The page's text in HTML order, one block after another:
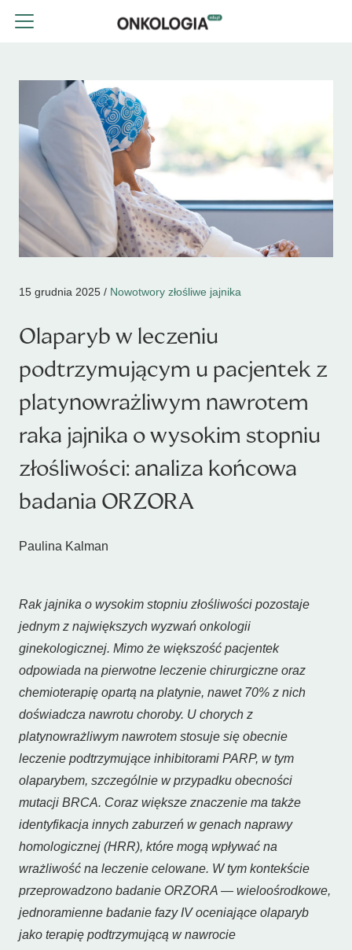
15 grudnia 2025 / Nowotwory złośliwe jajnika
Olaparyb w leczeniu
podtrzymującym u pacjentek z
platynowrażliwym nawrotem
raka jajnika o wysokim stopniu
złośliwości: analiza końcowa
badania ORZORA
Paulina Kalman
Rak jajnika o wysokim stopniu złośliwości pozostaje
jednym z największych wyzwań onkologii
ginekologicznej. Mimo że większość pacjentek
odpowiada na pierwotne leczenie chirurgiczne oraz
chemioterapię opartą na platynie, nawet 70% z nich
doświadcza nawrotu choroby. U chorych z
platynowrażliwym nawrotem stosuje się obecnie
leczenie podtrzymujące inhibitorami PARP, w tym
olaparybem, szczególnie w przypadku obecności
mutacji BRCA. Coraz większe znaczenie ma także
identyfikacja innych zaburzeń w genach naprawy
homologicznej (HRR), które mogą wpływać na
wrażliwość na leczenie celowane. W tym kontekście
przeprowadzono badanie ORZORA — wieloośrodkowe,
jednoramienne badanie fazy IV oceniające olaparyb
jako terapię podtrzymującą w nawrocie